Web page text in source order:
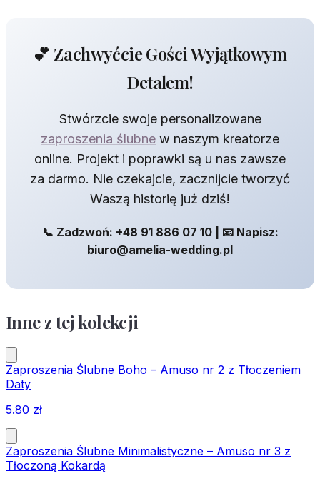
💕 Zachwyćcie Gości Wyjątkowym
Detalem!
Stwórzcie swoje personalizowane
zaproszenia ślubne w naszym kreatorze
online. Projekt i poprawki są u nas zawsze
za darmo. Nie czekajcie, zacznijcie tworzyć
Waszą historię już dziś!
📞 Zadzwoń: +48 91 886 07 10 | 📧 Napisz:
biuro@amelia-wedding.pl
Inne z tej kolekcji
Zaproszenia Ślubne Boho – Amuso nr 2 z Tłoczeniem
Daty
5.80 zł
Zaproszenia Ślubne Minimalistyczne – Amuso nr 3 z
Tłoczoną Kokardą